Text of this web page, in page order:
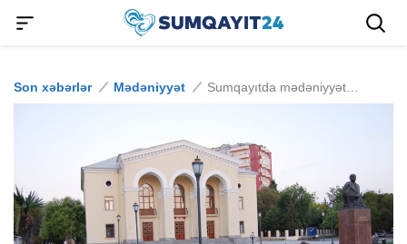
Son xəbərlər Mədəniyyət